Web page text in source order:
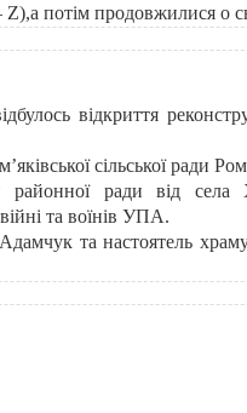
потім продовжилися о
відкриття
сільської ради
районної ради від
та воїнів УПА.
та настоятель